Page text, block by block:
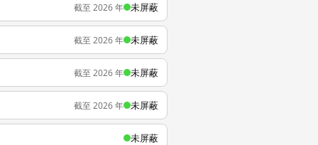
截至 2026 年 未屏蔽
截至 2026 年 未屏蔽
截至 2026 年 未屏蔽
截至 2026 年 未屏蔽
未屏蔽